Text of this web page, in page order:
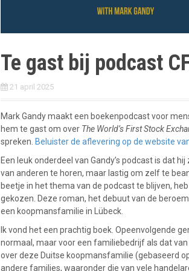
Te gast bij podcast
21 april 2025
Mark Gandy maakt een boekenpodcast voor
hem te gast om over The World’s First Stock
spreken. Beluister de aflevering op de website
Een leuk onderdeel van Gandy’s podcast is dat
van anderen te horen, maar lastig om zelf te
beetje in het thema van de podcast te blijven,
gekozen. Deze roman, het debuut van de
een koopmansfamilie in Lübeck.
Ik vond het een prachtig boek. Opeenvolgende
normaal, maar voor een familiebedrijf als dat
over deze Duitse koopmansfamilie (gebaseerd
andere families, waaronder die van vele